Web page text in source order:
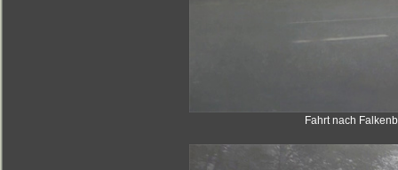
Fahrt nach